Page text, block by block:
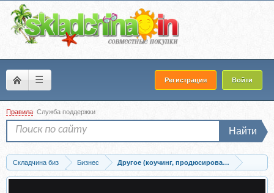
☰ Регистрация Войти
Правила Служба поддержки
Найти
Складчина биз Бизнес
Другое (коучинг, продюсирование, сетевой
Скачать [Бизкон] Консалтинг от А до Я (Татьяна Коробейникова)